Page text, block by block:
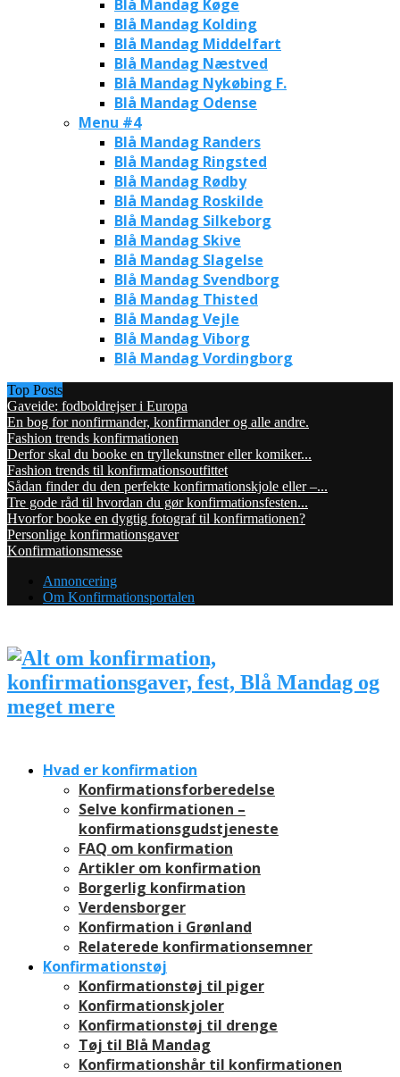
Blå Mandag Køge
Blå Mandag Kolding
Blå Mandag Middelfart
Blå Mandag Næstved
Blå Mandag Nykøbing F.
Blå Mandag Odense
Menu #4
Blå Mandag Randers
Blå Mandag Ringsted
Blå Mandag Rødby
Blå Mandag Roskilde
Blå Mandag Silkeborg
Blå Mandag Skive
Blå Mandag Slagelse
Blå Mandag Svendborg
Blå Mandag Thisted
Blå Mandag Vejle
Blå Mandag Viborg
Blå Mandag Vordingborg
Top Posts
Gaveide: fodboldrejser i Europa
En bog for nonfirmander, konfirmander og alle andre.
Fashion trends konfirmationen
Derfor skal du booke en tryllekunstner eller komiker...
Fashion trends til konfirmationsoutfittet
Sådan finder du den perfekte konfirmationskjole eller –...
Tre gode råd til hvordan du gør konfirmationsfesten...
Hvorfor booke en dygtig fotograf til konfirmationen?
Personlige konfirmationsgaver
Konfirmationsmesse
Annoncering
Om Konfirmationsportalen
Hvad er konfirmation
Konfirmationsforberedelse
Selve konfirmationen –
konfirmationsgudstjeneste
FAQ om konfirmation
Artikler om konfirmation
Borgerlig konfirmation
Verdensborger
Konfirmation i Grønland
Relaterede konfirmationsemner
Konfirmationstøj
Konfirmationstøj til piger
Konfirmationskjoler
Konfirmationstøj til drenge
Tøj til Blå Mandag
Konfirmationshår til konfirmationen